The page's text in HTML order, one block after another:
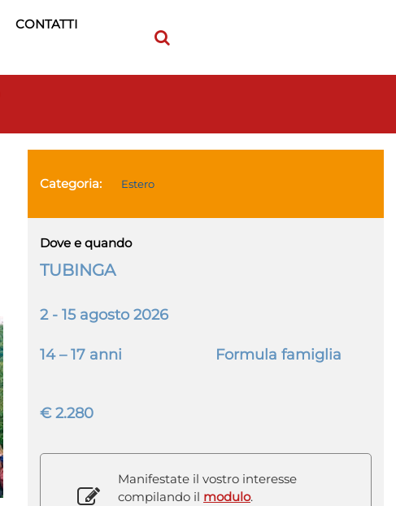
CONTATTI
Categoria: Estero
Dove e quando
TUBINGA
2 - 15 agosto 2026
14 – 17 anni Formula famiglia
€ 2.280
Manifestate il vostro interesse
compilando il modulo.